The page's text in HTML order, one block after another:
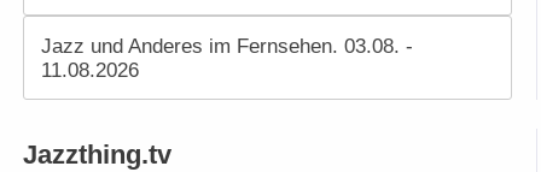
Jazz und Anderes im Fernsehen. 03.08. -
11.08.2026
Jazzthing.tv